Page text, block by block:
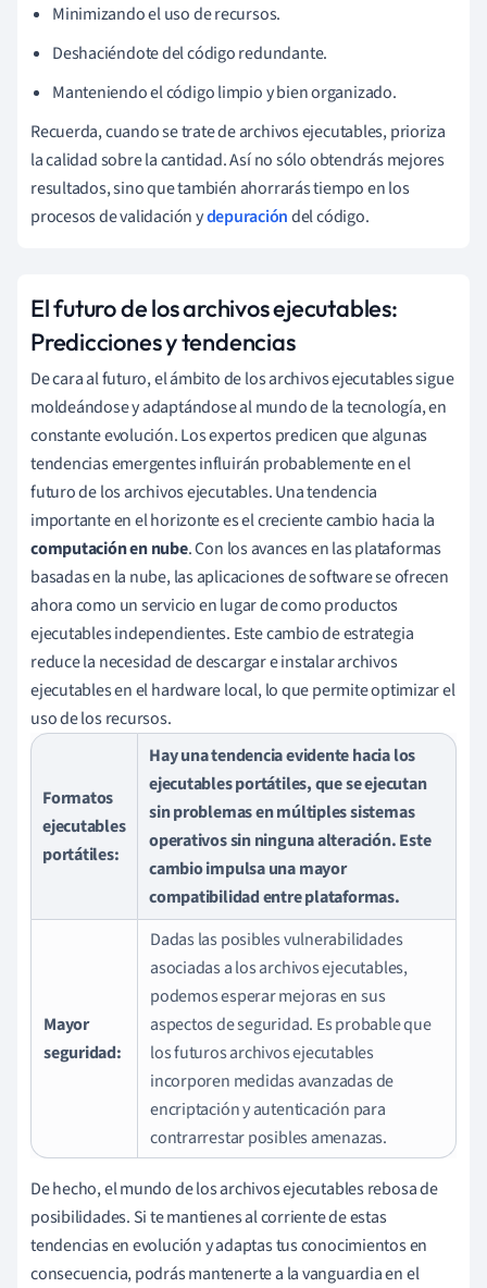
Minimizando el uso de recursos.
Deshaciéndote del código redundante.
Manteniendo el código limpio y bien organizado.
Recuerda, cuando se trate de archivos ejecutables, prioriza
la calidad sobre la cantidad. Así no sólo obtendrás mejores
resultados, sino que también ahorrarás tiempo en los
procesos de validación ydepuracióndel código.
El futuro de los archivos ejecutables:
Predicciones y tendencias
De cara al futuro, el ámbito de los archivos ejecutables sigue
moldeándose y adaptándose al mundo de la tecnología, en
constante evolución. Los expertos predicen que algunas
tendencias emergentes influirán probablemente en el
futuro de los archivos ejecutables. Una tendencia
importante en el horizonte es el creciente cambio hacia la
computación en nube. Con los avances en las plataformas
basadas en la nube, las aplicaciones de software se ofrecen
ahora como un servicio en lugar de como productos
ejecutables independientes. Este cambio de estrategia
reduce la necesidad de descargar e instalar archivos
ejecutables en el hardware local, lo que permite optimizar el
uso de los recursos.
Formatos
ejecutables
portátiles:
Hay una tendencia evidente hacia los
ejecutables portátiles, que se ejecutan
sin problemas en múltiples sistemas
operativos sin ninguna alteración. Este
cambio impulsa una mayor
compatibilidad entre plataformas.
Mayor
seguridad:
Dadas las posibles vulnerabilidades
asociadas a los archivos ejecutables,
podemos esperar mejoras en sus
aspectos de seguridad. Es probable que
los futuros archivos ejecutables
incorporen medidas avanzadas de
encriptación y autenticación para
contrarrestar posibles amenazas.
De hecho, el mundo de los archivos ejecutables rebosa de
posibilidades. Si te mantienes al corriente de estas
tendencias en evolución y adaptas tus conocimientos en
consecuencia, podrás mantenerte a la vanguardia en el